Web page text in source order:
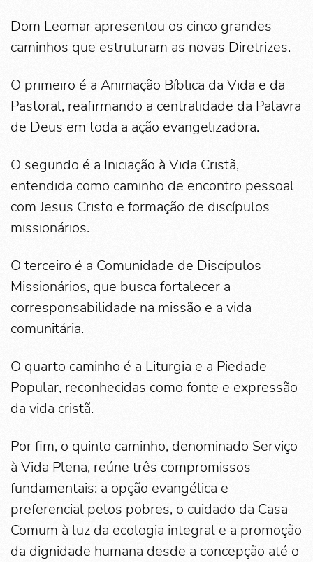
Dom Leomar apresentou os cinco grandes
caminhos que estruturam as novas Diretrizes.
O primeiro é a Animação Bíblica da Vida e da
Pastoral, reafirmando a centralidade da Palavra
de Deus em toda a ação evangelizadora.
O segundo é a Iniciação à Vida Cristã,
entendida como caminho de encontro pessoal
com Jesus Cristo e formação de discípulos
missionários.
O terceiro é a Comunidade de Discípulos
Missionários, que busca fortalecer a
corresponsabilidade na missão e a vida
comunitária.
O quarto caminho é a Liturgia e a Piedade
Popular, reconhecidas como fonte e expressão
da vida cristã.
Por fim, o quinto caminho, denominado Serviço
à Vida Plena, reúne três compromissos
fundamentais: a opção evangélica e
preferencial pelos pobres, o cuidado da Casa
Comum à luz da ecologia integral e a promoção
da dignidade humana desde a concepção até o